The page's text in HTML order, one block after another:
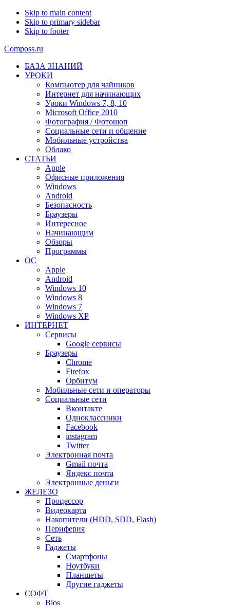
Skip to main content
Skip to primary sidebar
Skip to footer
Composs.ru
БАЗА ЗНАНИЙ
УРОКИ
Компьютер для чайников
Интернет для начинающих
Уроки Windows 7, 8, 10
Microsoft Office 2010
Фотография / Фотошоп
Социальные сети и общение
Мобильные устройства
Облако
СТАТЬИ
Apple
Офисные приложения
Windows
Android
Безопасность
Браузеры
Интересное
Начинающим
Обзоры
Программы
ОС
Apple
Android
Windows 10
Windows 8
Windows 7
Windows XP
ИНТЕРНЕТ
Сервисы
Google сервисы
Браузеры
Chrome
Firefox
Орбитум
Мобильные сети и операторы
Социальные сети
Вконтакте
Одноклассники
Facebook
instagram
Twitter
Электронная почта
Gmail почта
Яндекс почта
Электронные деньги
ЖЕЛЕЗО
Процессор
Видеокарта
Накопители (HDD, SDD, Flash)
Периферия
Сеть
Гаджеты
Смартфоны
Ноутбуки
Планшеты
Другие гаджеты
СОФТ
Bios